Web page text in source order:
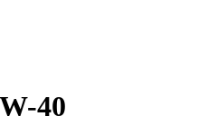
40